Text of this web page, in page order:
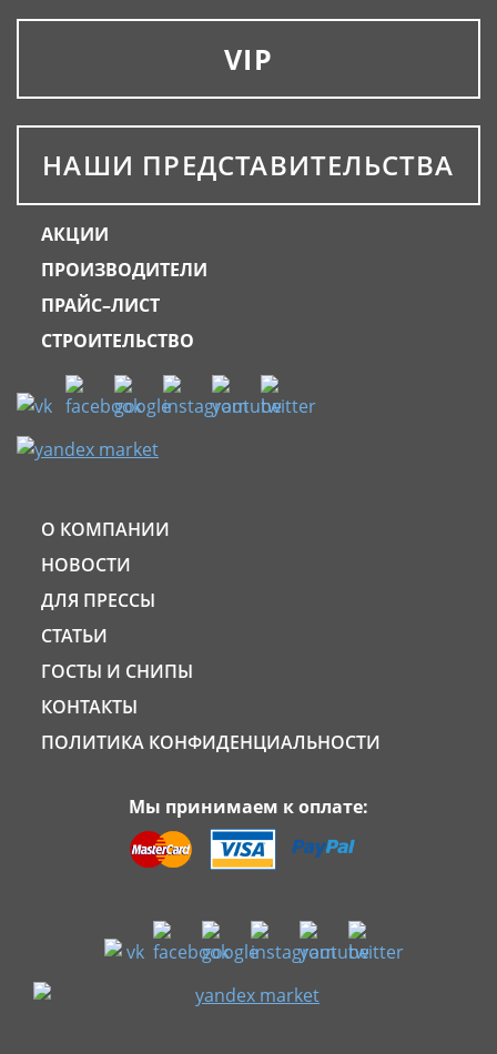
VIP
НАШИ ПРЕДСТАВИТЕЛЬСТВА
АКЦИИ
ПРОИЗВОДИТЕЛИ
ПРАЙС–ЛИСТ
СТРОИТЕЛЬСТВО
О КОМПАНИИ
НОВОСТИ
ДЛЯ ПРЕССЫ
СТАТЬИ
ГОСТЫ И СНИПЫ
КОНТАКТЫ
ПОЛИТИКА КОНФИДЕНЦИАЛЬНОСТИ
Мы принимаем к оплате: